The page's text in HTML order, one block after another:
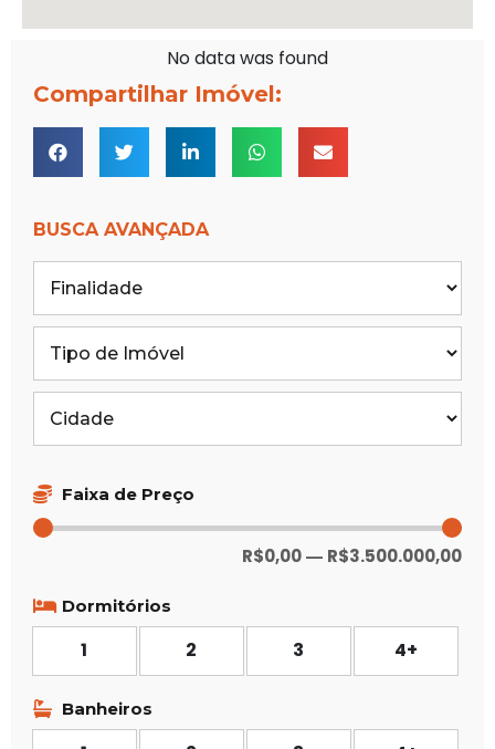
No data was found
Compartilhar Imóvel:
BUSCA AVANÇADA
Faixa de Preço
R$0,00 — R$3.500.000,00
Dormitórios
1 2 3 4+
Banheiros